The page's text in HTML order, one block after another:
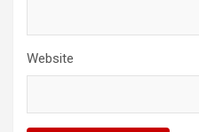
Website